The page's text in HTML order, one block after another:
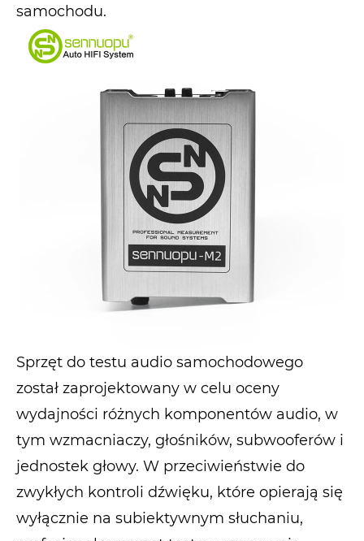
samochodu.
Sprzęt do testu audio samochodowego
został zaprojektowany w celu oceny
wydajności różnych komponentów audio, w
tym wzmacniaczy, głośników, subwooferów i
jednostek głowy. W przeciwieństwie do
zwykłych kontroli dźwięku, które opierają się
wyłącznie na subiektywnym słuchaniu,